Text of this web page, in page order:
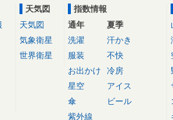
天気図
天気図
気象衛星
世界衛星
指数情報
通年
洗濯
服装
お出かけ
星空
傘
紫外線
夏季
汗かき
不快
冷房
アイス
ビール